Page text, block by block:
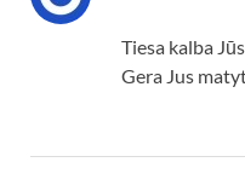
Tiesa kalba
Gera Jus